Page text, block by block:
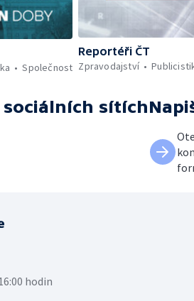
Společnost
Reportéři ČT
Zpravodajství
sociálních sítích
hodin